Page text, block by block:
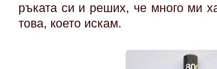
ръката си и реших, че много ми
това, което искам.